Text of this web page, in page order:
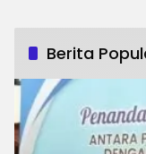
Berita